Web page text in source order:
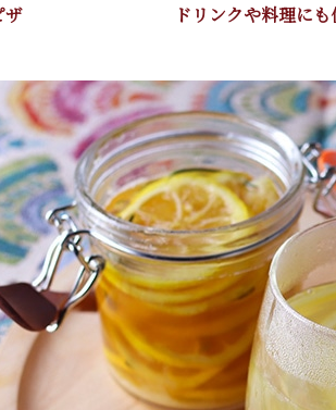
ザ ドリンクや料理に